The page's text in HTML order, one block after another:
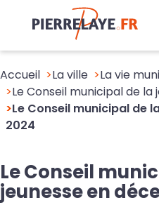
Accueil La ville
La vie
Le Conseil municipal de la
Le Conseil municipal de
2024
Le Conseil
jeunesse en